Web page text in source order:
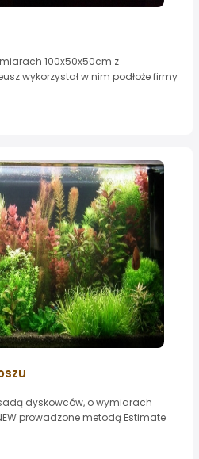
100x50x50cm z
wykorzystał w nim podłoże firmy
dyskowców, o wymiarach
prowadzone metodą Estimate